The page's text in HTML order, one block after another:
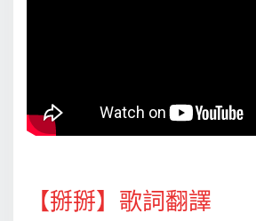
【掰掰】歌詞翻譯